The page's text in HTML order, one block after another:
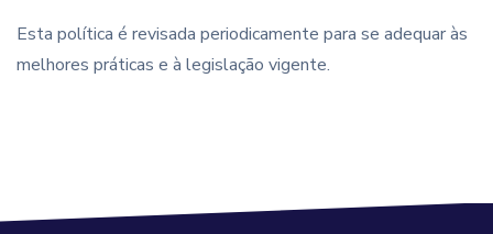
Esta política é revisada periodicamente para se adequar às
melhores práticas e à legislação vigente.